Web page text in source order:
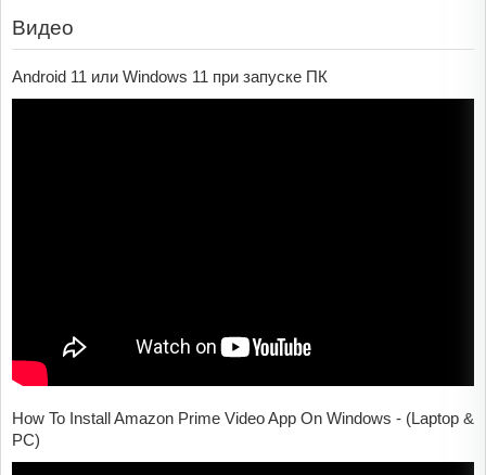
Видео
Аndroid 11 или Windows 11 при запуске ПК
How To Install Amazon Prime Video App On Windows - (Laptop &
PC)